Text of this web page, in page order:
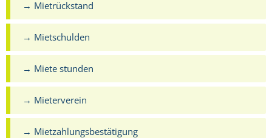
→ Mietrückstand
→ Mietschulden
→ Miete stunden
→ Mieterverein
→ Mietzahlungsbestätigung